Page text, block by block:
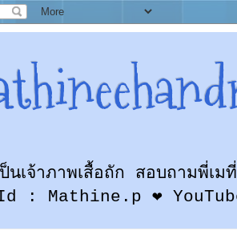
ป็นเจ้าภาพเสื้อถัก สอบถามพี่
: Mathine.p ❤